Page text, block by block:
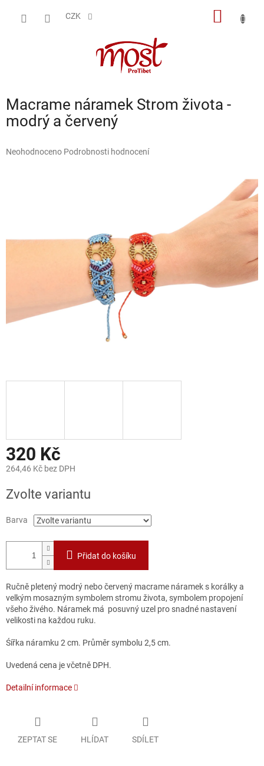
CZK
Macrame náramek Strom života -
modrý a červený
Průměrné
Neohodnoceno Podrobnosti hodnocení
320 Kč
264,46 Kč bez DPH
cena:
Zvolte variantu
Barva
Přidat do košíku
Ručně pletený modrý nebo červený macrame náramek s korálky a
velkým mosazným symbolem stromu života, symbolem propojení
všeho živého. Náramek má posuvný uzel pro snadné nastavení
velikosti na každou ruku.
Śířka náramku 2 cm. Průměr symbolu 2,5 cm.
Uvedená cena je včetně DPH.
Detailní informace
ZEPTAT SE HLÍDAT SDÍLET